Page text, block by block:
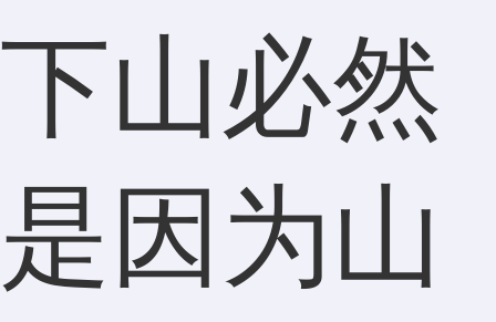
下山必然
是因为山